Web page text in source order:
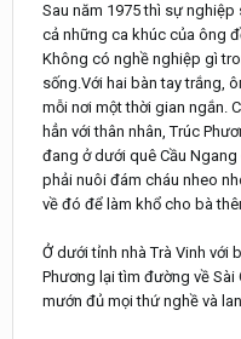
Sau năm 1975 thì sự
cả những ca khúc của ông
Không có nghề nghiệp gì
sống.Với hai bàn tay trắng,
mỗi nơi một thời gian ngắn.
hẳn với thân nhân, Trúc
đang ở dưới quê Cầu
phải nuôi đám cháu nheo
về đó để làm khổ cho bà
Ở dưới tỉnh nhà Trà Vinh với
Phương lại tìm đường về Sài
mướn đủ mọi thứ nghề và